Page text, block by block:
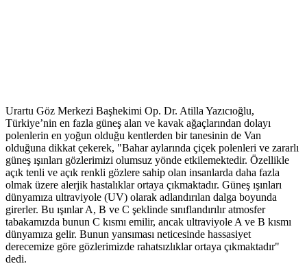
Urartu Göz Merkezi Başhekimi Op. Dr. Atilla Yazıcıoğlu,
Türkiye’nin en fazla güneş alan ve kavak ağaçlarından dolayı
polenlerin en yoğun olduğu kentlerden bir tanesinin de Van
olduğuna dikkat çekerek, "Bahar aylarında çiçek polenleri ve zararlı
güneş ışınları gözlerimizi olumsuz yönde etkilemektedir. Özellikle
açık tenli ve açık renkli gözlere sahip olan insanlarda daha fazla
olmak üzere alerjik hastalıklar ortaya çıkmaktadır. Güneş ışınları
dünyamıza ultraviyole (UV) olarak adlandırılan dalga boyunda
girerler. Bu ışınlar A, B ve C şeklinde sınıflandırılır atmosfer
tabakamızda bunun C kısmı emilir, ancak ultraviyole A ve B kısmı
dünyamıza gelir. Bunun yansıması neticesinde hassasiyet
derecemize göre gözlerimizde rahatsızlıklar ortaya çıkmaktadır"
dedi.